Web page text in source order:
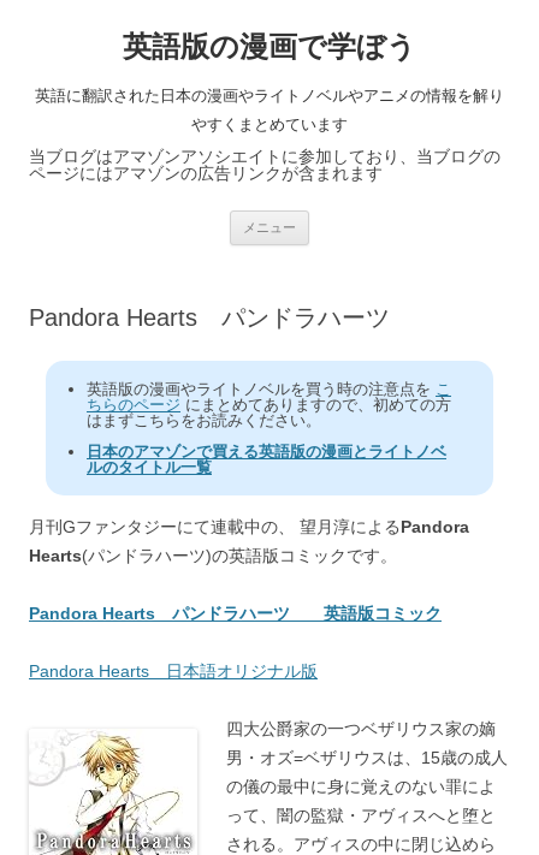
英語版の漫画で学ぼう
英語に翻訳された日本の漫画やライトノベルやアニメの情報を解り
やすくまとめています
当ブログはアマゾンアソシエイトに参加しており、当ブログの
ページにはアマゾンの広告リンクが含まれます
メニュー
ス
Pandora Hearts パンドラハーツ
英語版の漫画やライトノベルを買う時の注意点を こ
ちらのページ にまとめてありますので、初めての方
はまずこちらをお読みください。
日本のアマゾンで買える英語版の漫画とライトノベ
ルのタイトル一覧
月刊Gファンタジーにて連載中の、 望月淳によるPandora
Hearts(パンドラハーツ)の英語版コミックです。
Pandora Hearts パンドラハーツ 英語版コミック
Pandora Hearts 日本語オリジナル版
四大公爵家の一つベザリウス家の嫡
男・オズ=ベザリウスは、15歳の成人
の儀の最中に身に覚えのない罪によ
って、闇の監獄・アヴィスへと堕と
される。アヴィスの中に閉じ込めら